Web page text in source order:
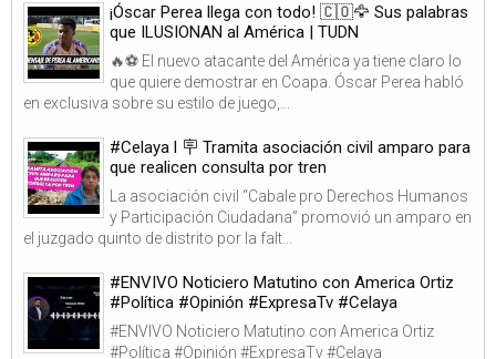
¡Óscar Perea llega con todo! 🇨🇴🦅 Sus palabras
que ILUSIONAN al América | TUDN
🔥⚽ El nuevo atacante del América ya tiene claro lo
que quiere demostrar en Coapa. Óscar Perea habló
en exclusiva sobre su estilo de juego,...
#Celaya l 🪧 Tramita asociación civil amparo para
que realicen consulta por tren
La asociación civil “Cabale pro Derechos Humanos
y Participación Ciudadana” promovió un amparo en
el juzgado quinto de distrito por la falt...
#ENVIVO Noticiero Matutino con America Ortiz
#Política #Opinión #ExpresaTv #Celaya
#ENVIVO Noticiero Matutino con America Ortiz
#Política #Opinión #ExpresaTv #Celaya